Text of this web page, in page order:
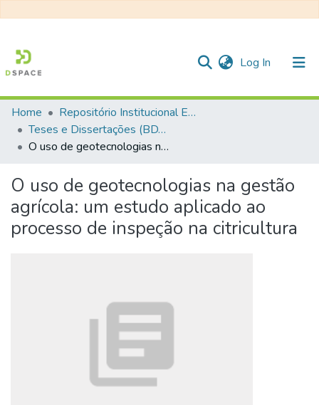
Log In (current)
Communities & Collections
All of DSpace
Statistics
Home
Repositório Institucional EESC
Teses e Dissertações (BDTD USP)
O uso de geotecnologias na gestão agrícola: um estudo aplicado ao processo de inspeção na citricultura
O uso de geotecnologias na gestão
agrícola: um estudo aplicado ao
processo de inspeção na citricultura